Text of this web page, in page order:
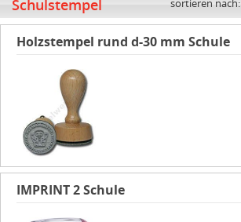
Schulstempel sortieren nach:
Holzstempel rund d-30 mm Schule
IMPRINT 2 Schule